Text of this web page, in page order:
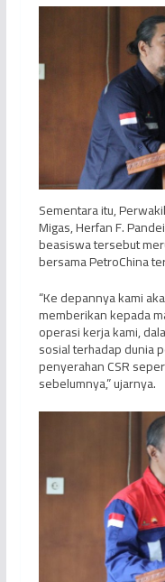
Sementara itu,
Migas, Herfan F.
beasiswa tersebut
bersama PetroChina
“Ke depannya kami
memberikan kepada
operasi kerja kami,
sosial terhadap dunia
penyerahan CSR
sebelumnya,” ujarnya.